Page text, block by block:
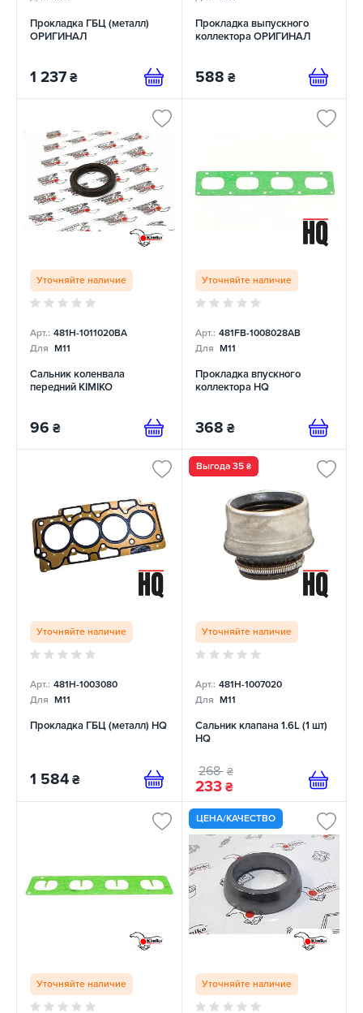
Прокладка ГБЦ (металл)
ОРИГИНАЛ
1 237 ₴
Прокладка выпускного
коллектора ОРИГИНАЛ
588 ₴
Уточняйте наличие
Арт.: 481H-1011020BA
Для M11
Сальник коленвала
передний KIMIKO
96 ₴
Уточняйте наличие
Арт.: 481FB-1008028AB
Для M11
Прокладка впускного
коллектора HQ
368 ₴
Уточняйте наличие
Арт.: 481H-1003080
Для M11
Прокладка ГБЦ (металл) HQ
1 584 ₴
Выгода 35 ₴
Уточняйте наличие
Арт.: 481H-1007020
Для M11
Сальник клапана 1.6L (1 шт)
HQ
268 ₴
233 ₴
Уточняйте наличие
ЦЕНА/КАЧЕСТВО
Уточняйте наличие